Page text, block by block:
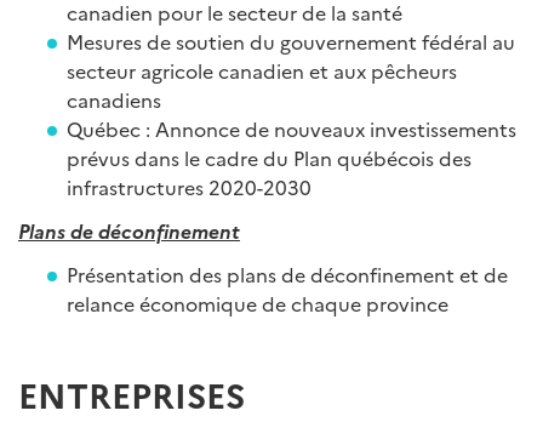
canadien pour le secteur de la santé
Mesures de soutien du gouvernement fédéral au
secteur agricole canadien et aux pêcheurs
canadiens
Québec : Annonce de nouveaux investissements
prévus dans le cadre du Plan québécois des
infrastructures 2020-2030
Plans de déconfinement
Présentation des plans de déconfinement et de
relance économique de chaque province
ENTREPRISES